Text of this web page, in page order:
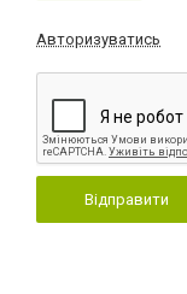
Авторизуватись
Відправити